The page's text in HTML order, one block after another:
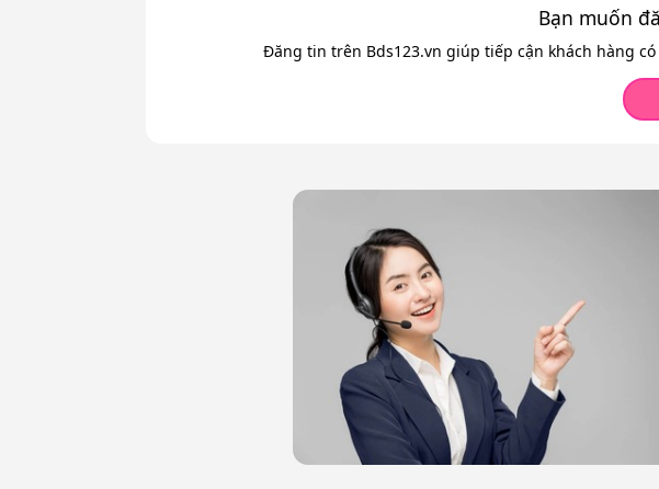
Bạn muốn
Đăng tin trên Bds123.vn giúp tiếp cận khách hàng